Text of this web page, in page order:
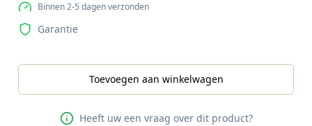
Binnen 2-5 dagen verzonden
Garantie
Toevoegen aan winkelwagen
Heeft uw een vraag over dit product?